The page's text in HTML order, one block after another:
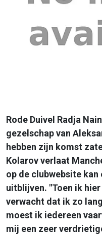
Rode Duivel Radja
gezelschap van
hebben zijn komst
Kolarov verlaat
op de clubwebsite
uitblijven. "Toen ik
verwacht dat ik zo
moest ik iedereen
mij een zeer